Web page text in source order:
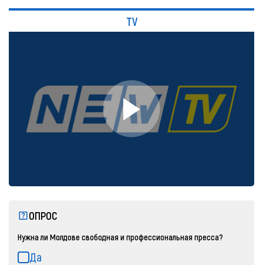
TV
ОПРОС
Нужна ли Молдове свободная и профессиональная пресса?
Да